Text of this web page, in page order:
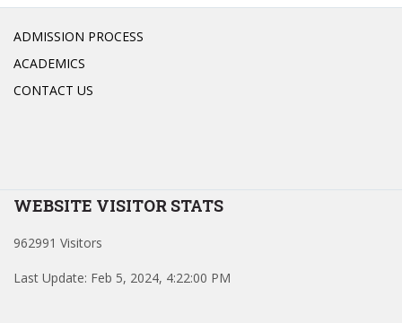
ADMISSION PROCESS
ACADEMICS
CONTACT US
WEBSITE VISITOR STATS
962991 Visitors
Last Update: Feb 5, 2024, 4:22:00 PM